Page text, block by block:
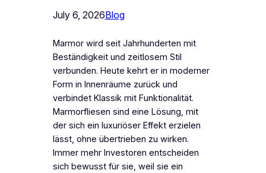
July 6, 2026Blog
Marmor wird seit Jahrhunderten mit
Beständigkeit und zeitlosem Stil
verbunden. Heute kehrt er in moderner
Form in Innenräume zurück und
verbindet Klassik mit Funktionalität.
Marmorfliesen sind eine Lösung, mit
der sich ein luxuriöser Effekt erzielen
lässt, ohne übertrieben zu wirken.
Immer mehr Investoren entscheiden
sich bewusst für sie, weil sie ein